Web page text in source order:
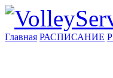
Главная РАСПИСАНИЕ